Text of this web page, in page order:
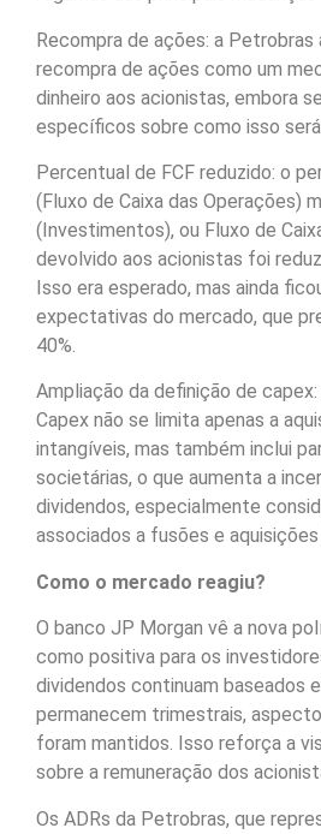
Recompra de ações: a Petrobras
recompra de ações como um
dinheiro aos acionistas, embora
específicos sobre como isso
Percentual de FCF reduzido: o
(Fluxo de Caixa das Operações)
(Investimentos), ou Fluxo de
devolvido aos acionistas foi
Isso era esperado, mas ainda
expectativas do mercado, que
40%.
Ampliação da definição de
Capex não se limita apenas a
intangíveis, mas também inclui
societárias, o que aumenta a
dividendos, especialmente
associados a fusões e aquisições
Como o mercado reagiu?
O banco JP Morgan vê a nova
como positiva para os
dividendos continuam baseados
permanecem trimestrais,
foram mantidos. Isso reforça a
sobre a remuneração dos
Os ADRs da Petrobras, que